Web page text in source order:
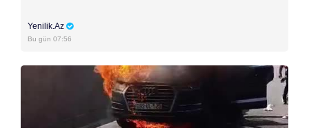
Yenilik.Az
Bu gün 07:56